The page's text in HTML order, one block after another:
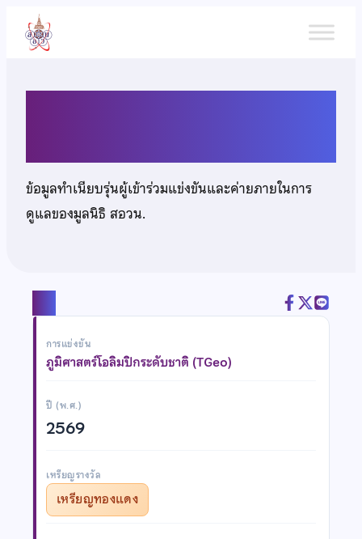
เนื้อหา
ข้อมูลทำเนียบรุ่นผู้เข้าร่วมแข่งขันและค่ายภายในการ
ดูแลของมูลนิธิ สอวน.
การแข่งขัน
ภูมิศาสตร์โอลิมปิกระดับชาติ (TGeo)
ปี (พ.ศ.)
2569
เหรียญรางวัล
เหรียญทองแดง